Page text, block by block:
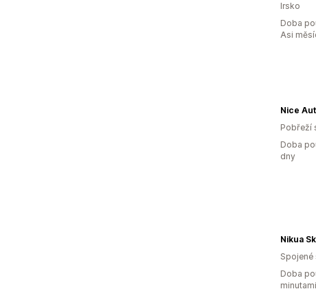
Irsko
Doba
Asi
Nice
Pobřeží
Doba
dny
Nikua
Spojené
Doba
minutami